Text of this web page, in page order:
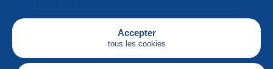
Accepter
tous les cookies
Société
Services